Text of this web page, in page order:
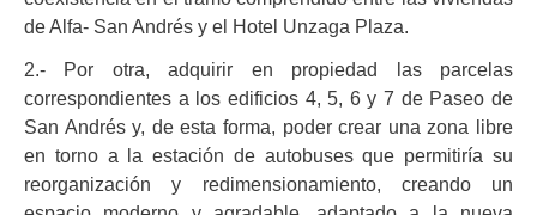
de Alfa- San Andrés y el Hotel Unzaga Plaza.
2.- Por otra, adquirir en propiedad las parcelas
correspondientes a los edificios 4, 5, 6 y 7 de Paseo de
San Andrés y, de esta forma, poder crear una zona libre
en torno a la estación de autobuses que permitiría su
reorganización y redimensionamiento, creando un